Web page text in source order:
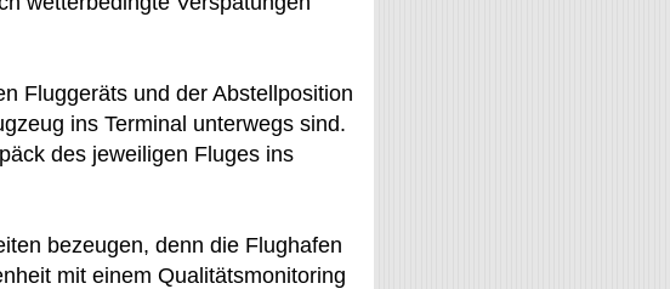
Fluggeräts und der Abstellposition
ins Terminal unterwegs sind.
des jeweiligen Fluges ins
bezeugen, denn die Flughafen
mit einem Qualitätsmonitoring